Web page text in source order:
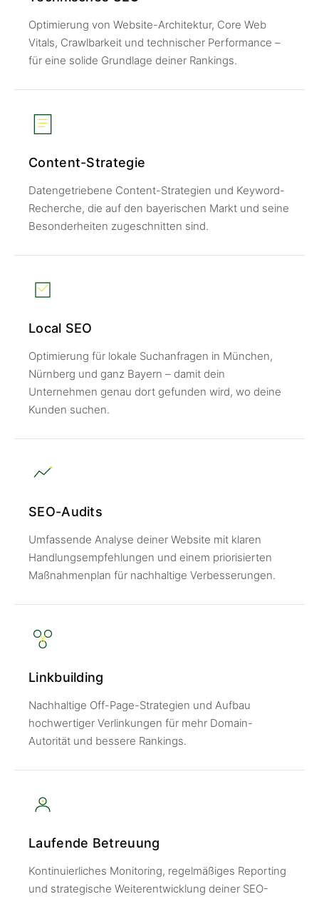
Optimierung von Website-Architektur, Core Web
Vitals, Crawlbarkeit und technischer Performance –
für eine solide Grundlage deiner Rankings.
Content-Strategie
Datengetriebene Content-Strategien und Keyword-
Recherche, die auf den bayerischen Markt und seine
Besonderheiten zugeschnitten sind.
Local SEO
Optimierung für lokale Suchanfragen in München,
Nürnberg und ganz Bayern – damit dein
Unternehmen genau dort gefunden wird, wo deine
Kunden suchen.
SEO-Audits
Umfassende Analyse deiner Website mit klaren
Handlungsempfehlungen und einem priorisierten
Maßnahmenplan für nachhaltige Verbesserungen.
Linkbuilding
Nachhaltige Off-Page-Strategien und Aufbau
hochwertiger Verlinkungen für mehr Domain-
Autorität und bessere Rankings.
Laufende Betreuung
Kontinuierliches Monitoring, regelmäßiges Reporting
und strategische Weiterentwicklung deiner SEO-